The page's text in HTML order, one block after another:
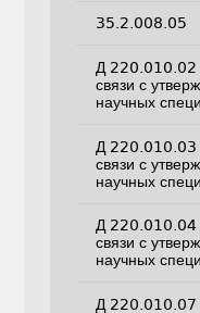
35.2.008.05
Д 220.010.02
связи с
научных
Д 220.010.03
связи с
научных
Д 220.010.04
связи с
научных
Д 220.010.07